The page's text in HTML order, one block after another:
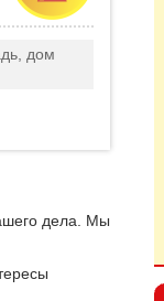
дом
дела. Мы